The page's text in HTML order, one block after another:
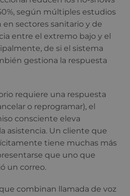
según múltiples estudios
sectores sanitario y de
entre el extremo bajo y el
de si el sistema
gestiona la respuesta
requiere una respuesta
o reprogramar), el
consciente eleva
asistencia. Un cliente que
tiene muchas más
que uno que
un correo.
combinan llamada de voz